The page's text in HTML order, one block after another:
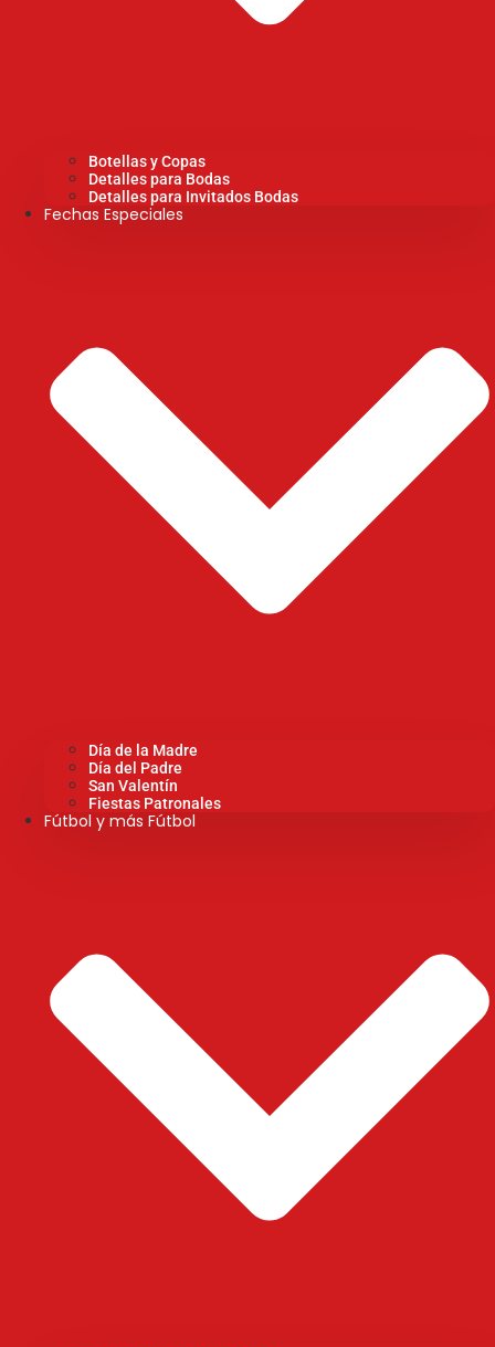
Botellas y Copas
Detalles para Bodas
Detalles para Invitados Bodas
Fechas Especiales
Día de la Madre
Día del Padre
San Valentín
Fiestas Patronales
Fútbol y más Fútbol